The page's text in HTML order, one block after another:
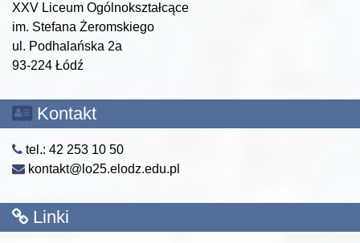
XXV Liceum Ogólnokształcące
im. Stefana Żeromskiego
ul. Podhalańska 2a
93-224 Łódź
Kontakt
tel.: 42 253 10 50
kontakt@lo25.elodz.edu.pl
Linki